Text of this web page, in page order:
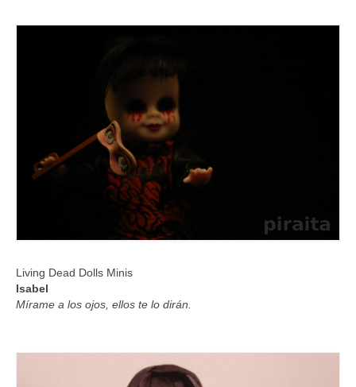
Living Dead Dolls Minis
Isabel
Mírame a los ojos , ellos te lo dirán.